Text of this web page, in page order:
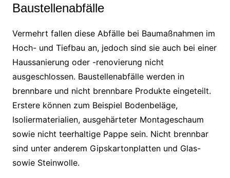
Baustellenabfälle
Vermehrt fallen diese Abfälle bei Baumaßnahmen im
Hoch- und Tiefbau an, jedoch sind sie auch bei einer
Haussanierung oder -renovierung nicht
ausgeschlossen. Baustellenabfälle werden in
brennbare und nicht brennbare Produkte eingeteilt.
Erstere können zum Beispiel Bodenbeläge,
Isoliermaterialien, ausgehärteter Montageschaum
sowie nicht teerhaltige Pappe sein. Nicht brennbar
sind unter anderem Gipskartonplatten und Glas-
sowie Steinwolle.